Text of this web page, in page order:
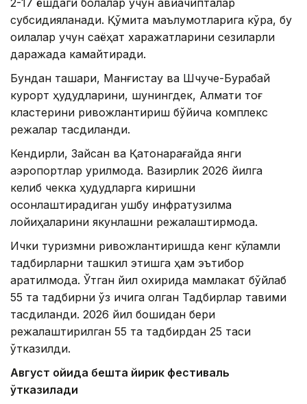
2-17 ёшдаги болалар учун авиачипталар
субсидияланади. Қўмита маълумотларига кўра, бу
оилалар учун саёҳат харажатларини сезиларли
даражада камайтиради.
Бундан ташқари, Манғистау ва Шчуче-Бурабай
курорт ҳудудларини, шунингдек, Алмати тоғ
кластерини ривожлантириш бўйича комплекс
режалар тасдиқланди.
Кендирли, Зайсан ва Қатонқарағайда янги
аэропортлар қурилмоқда. Вазирлик 2026 йилга
келиб чекка ҳудудларга киришни
осонлаштирадиган ушбу инфратузилма
лойиҳаларини якунлашни режалаштирмоқда.
Ички туризмни ривожлантиришда кенг кўламли
тадбирларни ташкил этишга ҳам эътибор
қаратилмоқда. Ўтган йил охирида мамлакат бўйлаб
55 та тадбирни ўз ичига олган Тадбирлар тақвими
тасдиқланди. 2026 йил бошидан бери
режалаштирилган 55 та тадбирдан 25 таси
ўтказилди.
Август ойида бешта йирик фестиваль
ўтказилади